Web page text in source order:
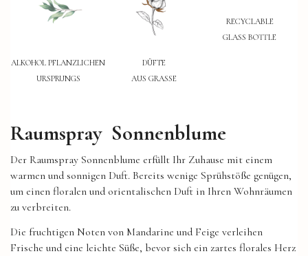
ALKOHOL PFLANZLICHEN
URSPRUNGS
DÜFTE
AUS GRASSE
RECYCLABLE
GLASS BOTTLE
Raumspray Sonnenblume
Der Raumspray Sonnenblume erfüllt Ihr Zuhause mit einem
warmen und sonnigen Duft. Bereits wenige Sprühstöße genügen,
um einen floralen und orientalischen Duft in Ihren Wohnräumen
zu verbreiten.
Die fruchtigen Noten von Mandarine und Feige verleihen
Frische und eine leichte Süße, bevor sich ein zartes florales Herz